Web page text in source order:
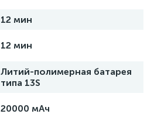
12 мин
12 мин
Литий-полимерная батарея
типа 13S
20000 мАч